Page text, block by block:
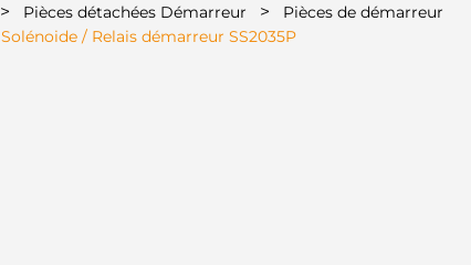
> Pièces détachées Démarreur > Pièces de démarreur
Solénoide / Relais démarreur SS2035P